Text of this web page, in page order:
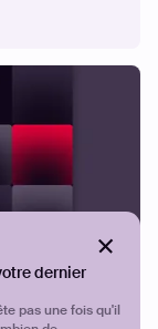
dernier
pas une fois qu'il
AI